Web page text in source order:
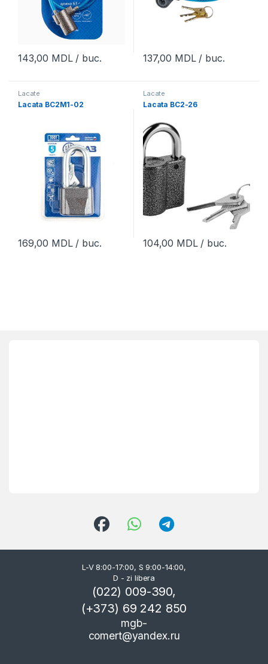
143,00 MDL/ buc. 137,00 MDL/ buc.
Lacate
Lacata BC2M1-02
169,00 MDL/ buc.
Lacate
Lacata BC2-26
104,00 MDL/ buc.
L-V 8:00-17:00, S 9:00-14:00,
D - zi libera
(022) 009-390,
(+373) 69 242 850
mgb-
comert@yandex.ru